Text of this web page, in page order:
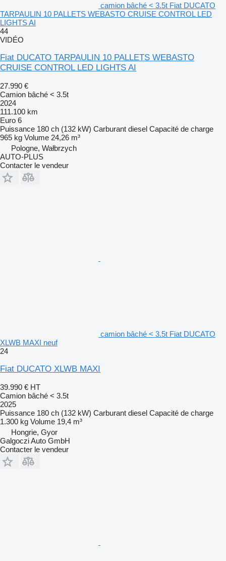
camion bâché < 3.5t Fiat DUCATO
TARPAULIN 10 PALLETS WEBASTO CRUISE CONTROL LED
LIGHTS AI
44
VIDÉO
Fiat DUCATO TARPAULIN 10 PALLETS WEBASTO
CRUISE CONTROL LED LIGHTS AI
27.990 €
Camion bâché < 3.5t
2024
111.100 km
Euro 6
Puissance 180 ch (132 kW) Carburant diesel Capacité de charge
965 kg Volume 24,26 m³
Pologne, Wałbrzych
AUTO-PLUS
Contacter le vendeur
camion bâché < 3.5t Fiat DUCATO
XLWB MAXI neuf
24
Fiat DUCATO XLWB MAXI
39.990 € HT
Camion bâché < 3.5t
2025
Puissance 180 ch (132 kW) Carburant diesel Capacité de charge
1.300 kg Volume 19,4 m³
Hongrie, Gyor
Galgoczi Auto GmbH
Contacter le vendeur